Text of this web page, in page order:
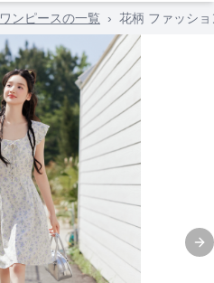
ワンピースの一覧 › 花柄 ファッシ